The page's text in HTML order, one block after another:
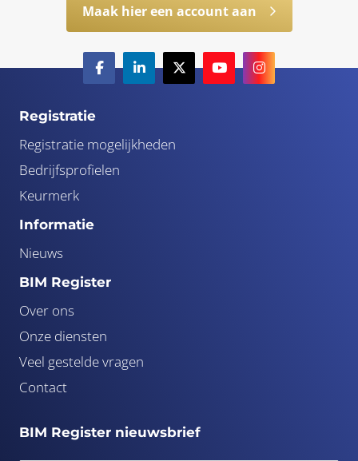
Maak hier een account aan
Registratie
Registratie mogelijkheden
Bedrijfsprofielen
Keurmerk
Informatie
Nieuws
BIM Register
Over ons
Onze diensten
Veel gestelde vragen
Contact
BIM Register nieuwsbrief